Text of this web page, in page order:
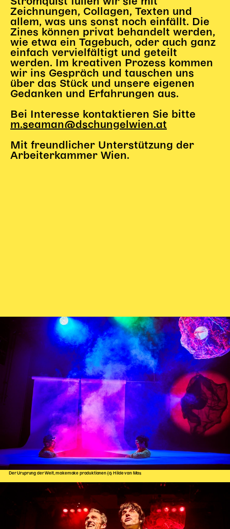
Zeichnungen, Collagen, Texten und
allem, was uns sonst noch einfällt. Die
Zines können privat behandelt werden,
wie etwa ein Tagebuch, oder auch ganz
einfach vervielfältigt und geteilt
werden. Im kreativen Prozess kommen
wir ins Gespräch und tauschen uns
über das Stück und unsere eigenen
Gedanken und Erfahrungen aus.
Bei Interesse kontaktieren Sie bitte
m.seaman@dschungelwien.at
Mit freundlicher Unterstützung der
Arbeiterkammer Wien.
Der Ursprung der Welt, makemake produktionen (c) Hilde van Mas